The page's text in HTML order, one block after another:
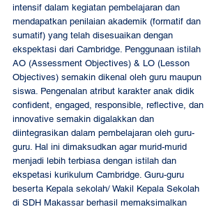
intensif dalam kegiatan pembelajaran dan
mendapatkan penilaian akademik (formatif dan
sumatif) yang telah disesuaikan dengan
ekspektasi dari Cambridge. Penggunaan istilah
AO (Assessment Objectives) & LO (Lesson
Objectives) semakin dikenal oleh guru maupun
siswa. Pengenalan atribut karakter anak didik
confident, engaged, responsible, reflective, dan
innovative semakin digalakkan dan
diintegrasikan dalam pembelajaran oleh guru-
guru. Hal ini dimaksudkan agar murid-murid
menjadi lebih terbiasa dengan istilah dan
ekspetasi kurikulum Cambridge. Guru-guru
beserta Kepala sekolah/ Wakil Kepala Sekolah
di SDH Makassar berhasil memaksimalkan